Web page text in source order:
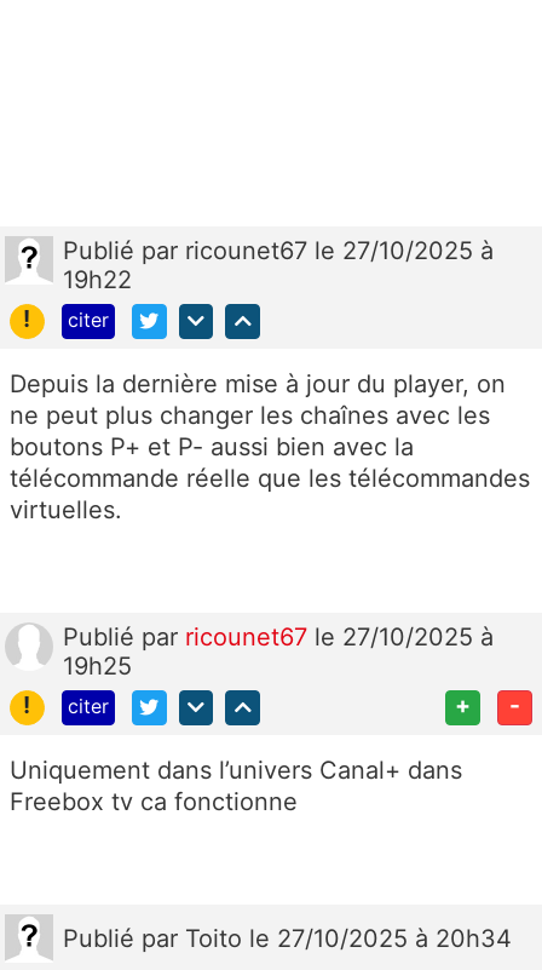
Publié par ricounet67 le 27/10/2025 à
19h22
!
citer
Depuis la dernière mise à jour du player, on
ne peut plus changer les chaînes avec les
boutons P+ et P- aussi bien avec la
télécommande réelle que les télécommandes
virtuelles.
Publié par ricounet67 le 27/10/2025 à
19h25
!
citer + -
Uniquement dans l’univers Canal+ dans
Freebox tv ca fonctionne
Publié par Toito le 27/10/2025 à 20h34